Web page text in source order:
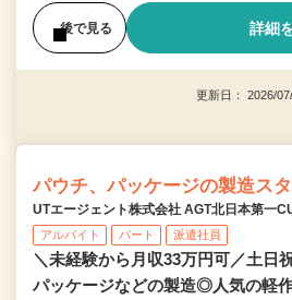
後で見る 詳細
更新日： 2026/
パウチ、パッケージの製造ス
UTエージェント株式会社 AGT北日本第一
アルバイト パート 派遣社員
＼未経験から月収33万円可／土日
パッケージなどの製造◎人気の軽